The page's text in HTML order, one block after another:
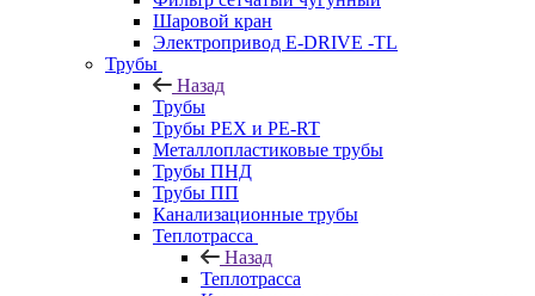
Шаровой кран
Электропривод E-DRIVE -TL
Трубы
Назад
Трубы
Трубы PEX и PE-RT
Металлопластиковые трубы
Трубы ПНД
Трубы ПП
Канализационные трубы
Теплотрасса
Назад
Теплотрасса